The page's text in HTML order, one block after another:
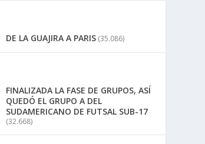
DE LA GUAJIRA A PARIS (35.086)
FINALIZADA LA FASE DE GRUPOS, ASÍ
QUEDÓ EL GRUPO A DEL
SUDAMERICANO DE FUTSAL SUB-17
(32.668)